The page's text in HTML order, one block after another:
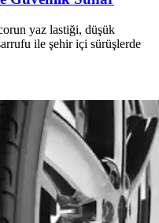
yaz lastiği, düşük
ile şehir içi sürüşlerde